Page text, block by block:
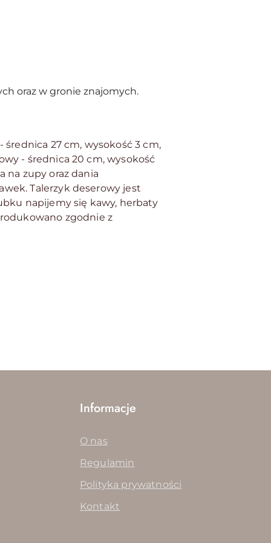
oraz w gronie znajomych.
średnica 27 cm, wysokość 3 cm,
- średnica 20 cm, wysokość
na zupy oraz dania
Talerzyk deserowy jest
napijemy się kawy, herbaty
zgodnie z
Informacje
O nas
Regulamin
Polityka prywatności
Kontakt